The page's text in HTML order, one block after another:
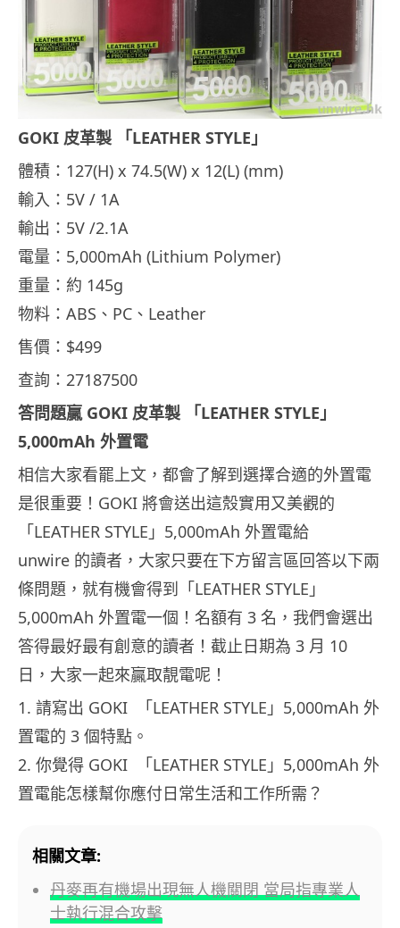
GOKI 皮革製 「LEATHER STYLE」
體積：127(H) x 74.5(W) x 12(L) (mm)
輸入：5V / 1A
輸出：5V /2.1A
電量：5,000mAh (Lithium Polymer)
重量：約 145g
物料：ABS、PC、Leather
售價：$499
查詢：27187500
答問題贏 GOKI 皮革製 「LEATHER STYLE」
5,000mAh 外置電
相信大家看罷上文，都會了解到選擇合適的外置電
是很重要！GOKI 將會送出這殼實用又美觀的
「LEATHER STYLE」5,000mAh 外置電給
unwire 的讀者，大家只要在下方留言區回答以下兩
條問題，就有機會得到「LEATHER STYLE」
5,000mAh 外置電一個！名額有 3 名，我們會選出
答得最好最有創意的讀者！截止日期為 3 月 10
日，大家一起來贏取靚電呢！
1. 請寫出 GOKI 「LEATHER STYLE」5,000mAh 外
置電的 3 個特點。
2. 你覺得 GOKI 「LEATHER STYLE」5,000mAh 外
置電能怎樣幫你應付日常生活和工作所需？
相關文章:
丹麥再有機場出現無人機關閉 當局指專業人
士執行混合攻擊